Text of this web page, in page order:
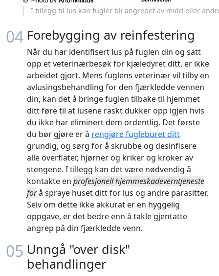
I tillegg til lus kan fugler bli angrepet av midd eller
04 Forebygging av reinfestering
Når du har identifisert lus på fuglen din og satt
opp et veterinærbesøk for kjæledyret ditt, er ikke
arbeidet gjort. Mens fuglens veterinær vil tilby en
avlusingsbehandling for den fjærkledde vennen
din, kan det å bringe fuglen tilbake til hjemmet
ditt føre til at lusene raskt dukker opp igjen hvis
du ikke har eliminert dem ordentlig. Det første
du bør gjøre er å rengjøre fugleburet ditt
grundig, og sørg for å skrubbe og desinfisere
alle overflater, hjørner og kriker og kroker av
stengene. I tillegg kan det være nødvendig å
kontakte en profesjonell hjemmeskadeverntjeneste
forå spraye huset ditt for lus og andre parasitter.
Selv om dette ikke akkurat er en hyggelig
oppgave, er det bedre enn å takle gjentatte
angrep på din fjærkledde venn.
05 Unngå "over disk"
behandlinger